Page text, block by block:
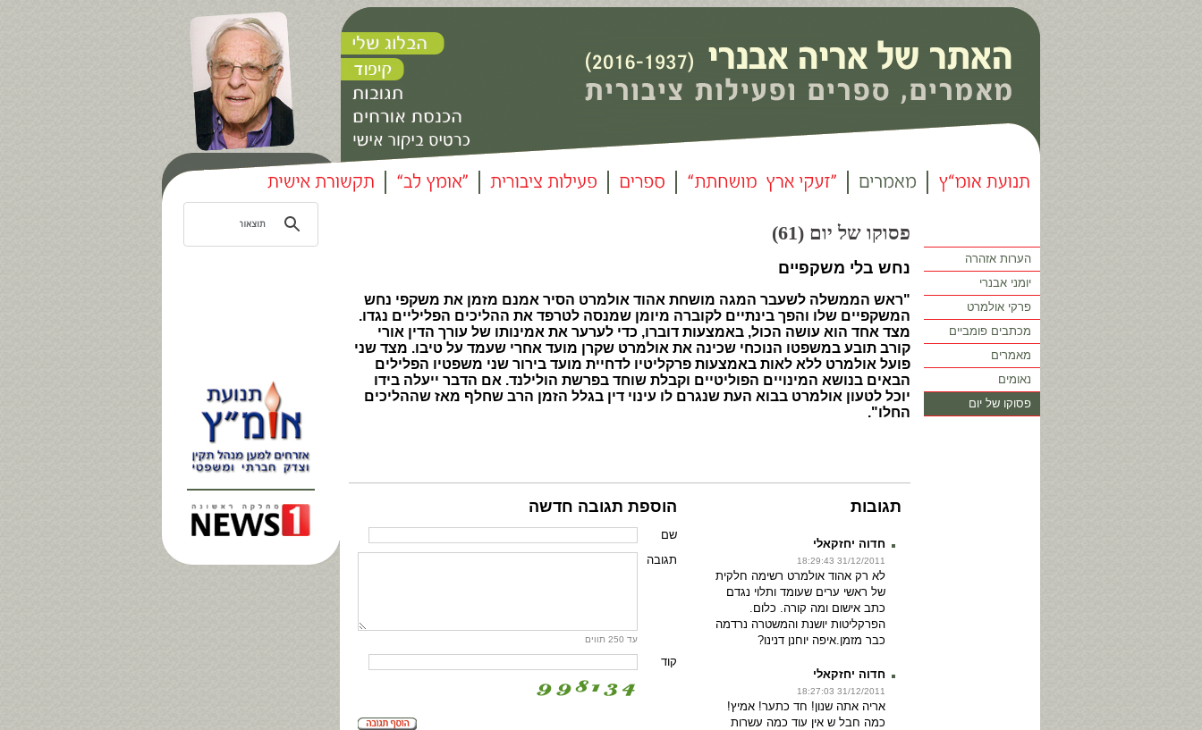
פסוקו של יום (61)
נחש בלי משקפיים
"ראש הממשלה לשעבר המגה מושחת אהוד אולמרט הסיר אמנם מזמן את משקפי נחש
המשקפיים שלו והפך בינתיים לקוברה מיומן שמנסה לטרפד את ההליכים הפליליים נגדו.
מצד אחד הוא עושה הכול, באמצעות דוברו, כדי לערער את אמינותו של עורך הדין אורי
קורב תובע במשפטו הנוכחי שכינה את אולמרט שקרן מועד אחרי שעמד על טיבו. מצד שני
פועל אולמרט ללא לאות באמצעות פרקליטיו לדחיית מועד בירור שני משפטיו הפלילים
הבאים בנושא המינויים הפוליטיים וקבלת שוחד בפרשת הולילנד. אם הדבר ייעלה בידו
יוכל לטעון אולמרט בבוא העת שנגרם לו עינוי דין בגלל הזמן הרב שחלף מאז שההליכים
החלו".
הוספת תגובה חדשה
שם
עד 250 תווים
תגובה
קוד
תגובות
חדוה יחזקאלי
31/12/2011 18:29:43
לא רק אהוד אולמרט רשימה חלקית
של ראשי ערים שעומד ותלוי נגדם
כתב אישום ומה קורה. כלום.
הפרקליטות יושנת והמשטרה נרדמה
כבר מזמן.איפה יוחנן דנינו?
חדוה יחזקאלי
31/12/2011 18:27:03
אריה אתה שנון! חד כתער! אמיץ!
כמה חבל ש אין עוד כמה עשרות
הערות אזהרה
יומני אבנרי
פרקי אולמרט
מכתבים פומביים
מאמרים
נאומים
פסוקו של יום